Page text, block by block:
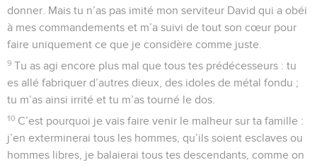
donner. Mais tu n’as pas imité mon serviteur David qui a obéi
à mes commandements et m’a suivi de tout son cœur pour
faire uniquement ce que je considère comme juste.
9 Tu as agi encore plus mal que tous tes prédécesseurs : tu
es allé fabriquer d’autres dieux, des idoles de métal fondu ;
tu m’as ainsi irrité et tu m’as tourné le dos.
10 C’est pourquoi je vais faire venir le malheur sur ta famille :
j’en exterminerai tous les hommes, qu’ils soient esclaves ou
hommes libres, je balaierai tous tes descendants, comme on